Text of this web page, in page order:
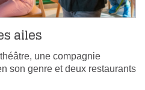
ailes
une compagnie
son genre et deux restaurants